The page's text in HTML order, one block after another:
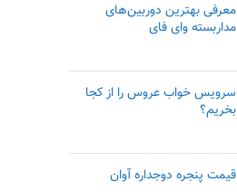
معرفی بهترین دوربین‌های
مداربسته وای فای
سرویس خواب عروس را از کجا
بخریم؟
قیمت پنجره دوجداره آوان